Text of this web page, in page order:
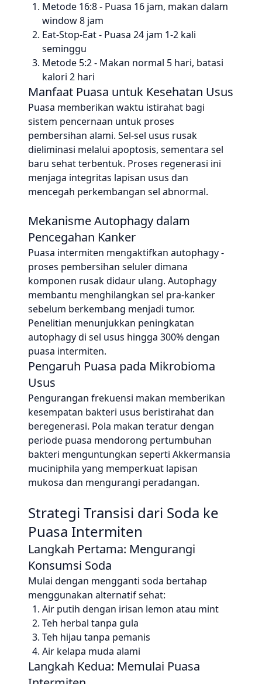
Metode 16:8 - Puasa 16 jam, makan dalam
window 8 jam
Eat-Stop-Eat - Puasa 24 jam 1-2 kali
seminggu
Metode 5:2 - Makan normal 5 hari, batasi
kalori 2 hari
Manfaat Puasa untuk Kesehatan Usus
Puasa memberikan waktu istirahat bagi
sistem pencernaan untuk proses
pembersihan alami. Sel-sel usus rusak
dieliminasi melalui apoptosis, sementara sel
baru sehat terbentuk. Proses regenerasi ini
menjaga integritas lapisan usus dan
mencegah perkembangan sel abnormal.
Mekanisme Autophagy dalam
Pencegahan Kanker
Puasa intermiten mengaktifkan autophagy -
proses pembersihan seluler dimana
komponen rusak didaur ulang. Autophagy
membantu menghilangkan sel pra-kanker
sebelum berkembang menjadi tumor.
Penelitian menunjukkan peningkatan
autophagy di sel usus hingga 300% dengan
puasa intermiten.
Pengaruh Puasa pada Mikrobioma
Usus
Pengurangan frekuensi makan memberikan
kesempatan bakteri usus beristirahat dan
beregenerasi. Pola makan teratur dengan
periode puasa mendorong pertumbuhan
bakteri menguntungkan seperti Akkermansia
muciniphila yang memperkuat lapisan
mukosa dan mengurangi peradangan.
Strategi Transisi dari Soda ke
Puasa Intermiten
Langkah Pertama: Mengurangi
Konsumsi Soda
Mulai dengan mengganti soda bertahap
menggunakan alternatif sehat:
Air putih dengan irisan lemon atau mint
Teh herbal tanpa gula
Teh hijau tanpa pemanis
Air kelapa muda alami
Langkah Kedua: Memulai Puasa